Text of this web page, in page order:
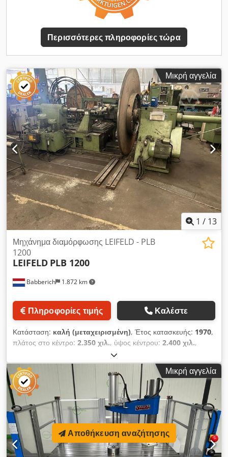
πληροφορίες σε αυτή τη σελίδα δίνονται με καλή πίστη και με
την καλύτερη δυνατή γνώση και, όπου είναι δυνατόν, έχουν
ληφθεί από τον κατασκευαστή, αλλά η ακρίβεια δεν μπορεί να
εγγυηθεί. Κατά συνέπεια, δεν συνιστούν εκπροσώπηση ή
εγγύηση και σας συμβουλεύουμε να ελέγξετε όλες τις σχετικές
Περισσότερες πληροφορίες τώρα
Μικρή αγγελία
1 / 13
Babberich 1.872 km
Μηχάνημα διαμόρφωσης LEIFELD - PLB
1200
LEIFELD PLB 1200
Πληροφορίες τιμής Καλέστε
Κατάσταση: καλή (μεταχειρισμένη), Έτος κατασκευής: 1970,
πλάτος στο κέντρο: 2.350 χιλ., ύψος κέντρου: 2.400 χιλ.,
Μέγιστο προϊόν πάνω από το κρεβάτι: 2400 Ύψος κέντρου
πάνω από το κρεβάτι: 1200 mm Απόσταση μεταξύ κορονών:
2350 mm Μήκος διακοπής: 400 mm Μέγιστο πάχος
λαμαρίνας: 6 mm Διαδρομή άξονα X: 1200 mm Διαδρομή
άξονα Y: 300 mm Στροφές: 6 - 675 στρ./λεπτό Ισχύς: 40 kW
Κονική οπίσθιου κέντρου: 1200 mm Μήκος: 4500 mm
Dedpfextaxwsx Ak Eock Πλάτος: 3200 mm Ύψος: 2500 mm
Βάρος: 10.200 kg Παρακαλώ σημειώστε: Οι πληροφορίες
αυτής της σελίδας παρέχονται κατά το καλύτερο δυνατόν από
εμάς και, όπου είναι δυνατόν, από τον κατασκευαστή. Οι
Μικρή αγγελία
Αποθήκευση αναζήτησης